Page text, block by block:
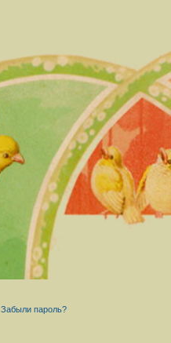
Забыли пароль?